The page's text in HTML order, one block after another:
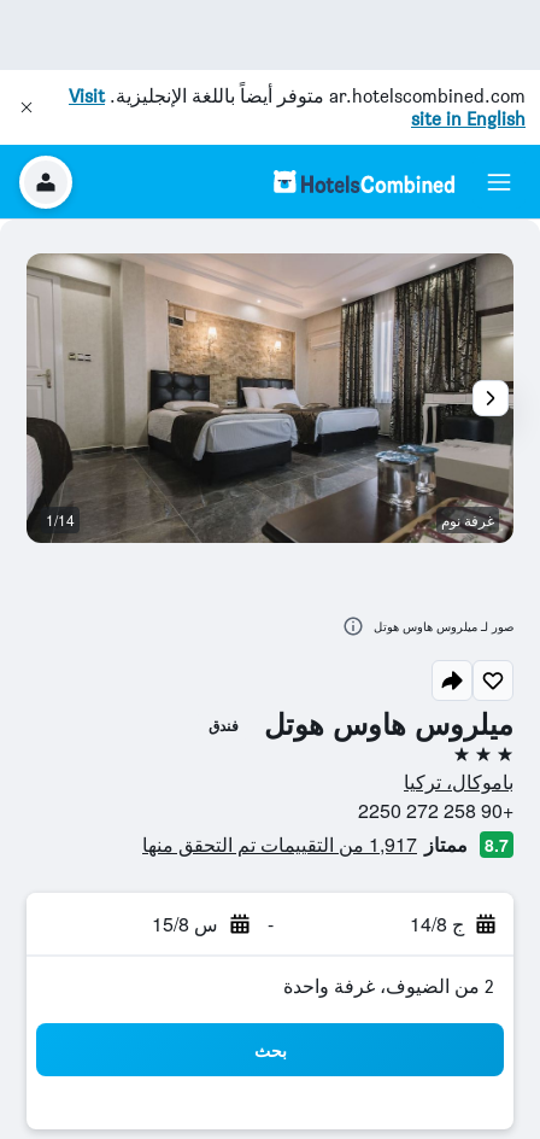
ar.hotelscombined.com متوفر أيضاً باللغة الإنجليزية.Visit
site in English
ميلروس هاوس هوتل فندق
3 نجوم
باموكال، تركيا
+90 258 272 2250
8.7 ممتاز 1,917 من التقييمات تم التحقق منها
ج 14/8 - س 15/8
2 من الضيوف، غرفة واحدة
بحث
غرفة نوم 1/14
صور لـ ميلروس هاوس هوتل